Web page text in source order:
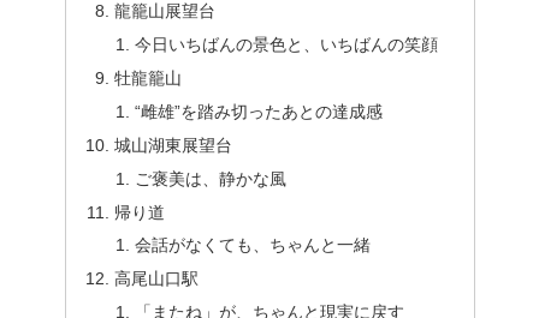
龍籠山展望台
今日いちばんの景色と、いちばんの笑顔
牡龍籠山
“雌雄”を踏み切ったあとの達成感
城山湖東展望台
ご褒美は、静かな風
帰り道
会話がなくても、ちゃんと一緒
高尾山口駅
「またね」が、ちゃんと現実に戻す